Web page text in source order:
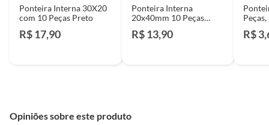
Ponteira Interna 30X20
com 10 Peças Preto
R$ 17,90
Ponteira Interna
20x40mm 10 Peças
R$ 13,90 R$
Opiniões sobre este produto